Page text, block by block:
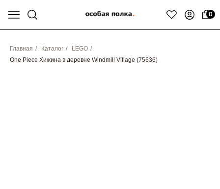
0
Главная / Каталог / LEGO /
One Piece Хижина в деревне Windmill Village (75636)